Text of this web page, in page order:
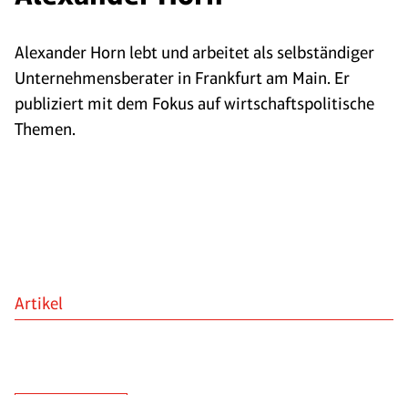
Alexander Horn lebt und arbeitet als selbständiger
Unternehmensberater in Frankfurt am Main. Er
publiziert mit dem Fokus auf wirtschaftspolitische
Themen.
Artikel